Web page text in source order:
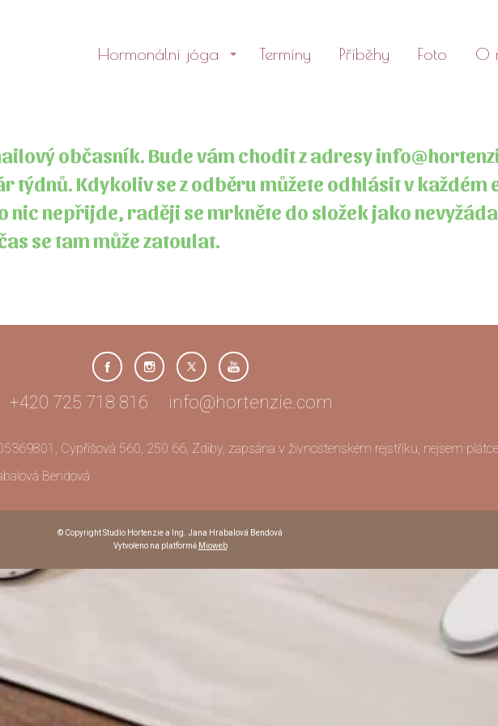
Hormonální jóga Termíny Příběhy Foto O
občasník. Bude vám chodit z adresy
týdnů. Kdykoliv se z odběru můžete odhlásit v každém
nic nepřijde, raději se mrkněte do složek jako
se tam může zatoulat.
+420 725 718 816 info@hortenzie.com
Cypřišová 560, 250 66, Zdiby, zapsána v živnostenském rejstříku, nejsem
Bendová
© Copyright Studio Hortenzie a Ing. Jana Hrabalová Bendová
Vytvořeno na platformě Mioweb